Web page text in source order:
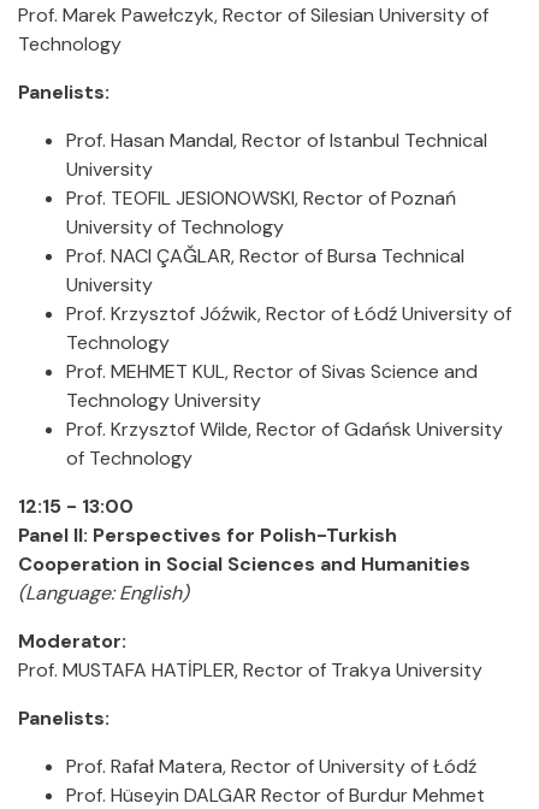
Prof. Marek Pawełczyk, Rector of Silesian University of
Technology
Panelists:
Prof. Hasan Mandal, Rector of Istanbul Technical
University
Prof. TEOFIL JESIONOWSKI, Rector of Poznań
University of Technology
Prof. NACI ÇAĞLAR, Rector of Bursa Technical
University
Prof. Krzysztof Jóźwik, Rector of Łódź University of
Technology
Prof. MEHMET KUL, Rector of Sivas Science and
Technology University
Prof. Krzysztof Wilde, Rector of Gdańsk University
of Technology
12:15 - 13:00
Panel II: Perspectives for Polish-Turkish
Cooperation in Social Sciences and Humanities
(Language: English)
Moderator:
Prof. MUSTAFA HATİPLER, Rector of Trakya University
Panelists:
Prof. Rafał Matera, Rector of University of Łódź
Prof. Hüseyin DALGAR Rector of Burdur Mehmet